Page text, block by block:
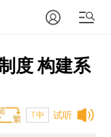
度 构建系
试听
T中